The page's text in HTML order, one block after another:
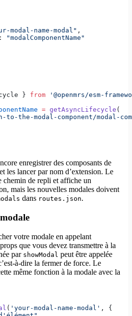
modal-name-modal" ,
:
"modalComponentName"
} from '@openmrs/esm-
= getAsyncLifecycle (
the-modal-component/modal-
enregistrer des composants de
les lancer par nom d’extension. Le
de repli et affiche un
mais les nouvelles modales doivent
dans routes.json.
votre modale en appelant
que vous devez transmettre à la
par showModal peut être appelée
à-dire la fermer de force. Le
même fonction à la modale avec la
( 'your-modal-name-modal' , {